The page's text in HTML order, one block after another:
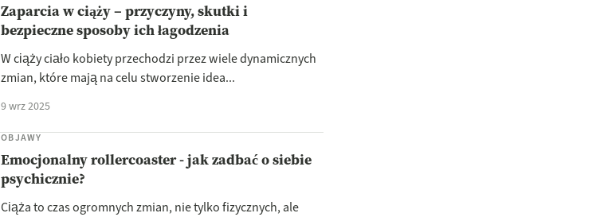
Zaparcia w ciąży – przyczyny, skutki i
bezpieczne sposoby ich łagodzenia
W ciąży ciało kobiety przechodzi przez wiele dynamicznych
zmian, które mają na celu stworzenie idea...
9 wrz 2025
OBJAWY
Emocjonalny rollercoaster - jak zadbać o siebie
psychicznie?
Ciąża to czas ogromnych zmian, nie tylko fizycznych, ale